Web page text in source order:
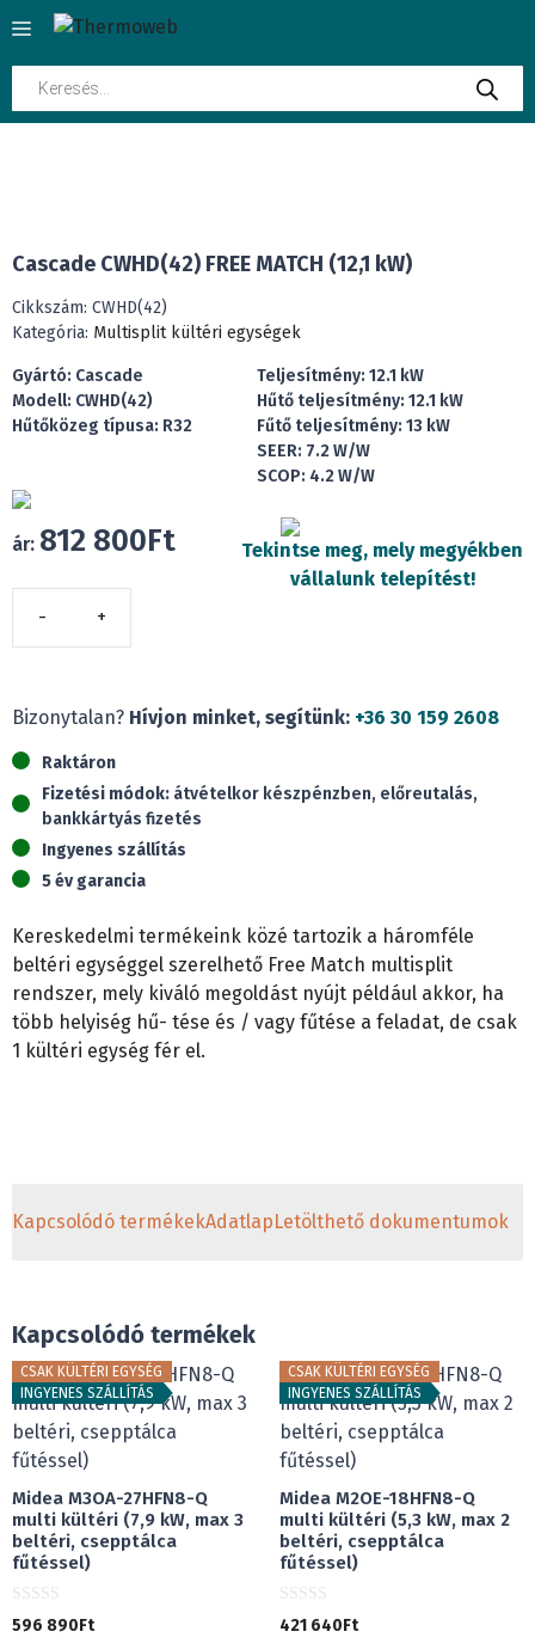
Kilépés
tartalomba
Products
search
Menü
Cascade CWHD(42) FREE MATCH (12,1 kW)
Cikkszám: CWHD(42)
Kategória: Multisplit kültéri egységek
Gyártó: Cascade
Modell: CWHD(42)
Hűtőközeg típusa: R32
Teljesítmény: 12.1 kW
Hűtő teljesítmény: 12.1 kW
Fűtő teljesítmény: 13 kW
SEER: 7.2 W/W
SCOP: 4.2 W/W
ár: 812 800Ft
MATCH
mennyiség
Tekintse meg, mely megyékben
vállalunk telepítést!
Bizonytalan? Hívjon minket, segítünk: +36 30 159 2608
Raktáron
Fizetési módok: átvételkor készpénzben, előreutalás,
bankkártyás fizetés
Ingyenes szállítás
5 év garancia
Kereskedelmi termékeink közé tartozik a háromféle
beltéri egységgel szerelhető Free Match multisplit
rendszer, mely kiváló megoldást nyújt például akkor, ha
több helyiség hű- tése és / vagy fűtése a feladat, de csak
1 kültéri egység fér el.
Kapcsolódó termékekAdatlapLetölthető dokumentumok
Kapcsolódó termékek
CSAK KÜLTÉRI EGYSÉG
INGYENES SZÁLLÍTÁS
Midea M3OA-27HFN8-Q
multi kültéri (7,9 kW, max 3
beltéri, csepptálca
fűtéssel)
0
a
596 890Ft
CSAK KÜLTÉRI EGYSÉG
INGYENES SZÁLLÍTÁS
Midea M2OE-18HFN8-Q
multi kültéri (5,3 kW, max 2
beltéri, csepptálca
fűtéssel)
0
a
421 640Ft